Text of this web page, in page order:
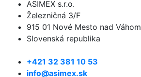
ASIMEX s.r.o.
Železničná 3/F
915 01 Nové Mesto nad Váhom
Slovenská republika
+421 32 381 10 53
info@asimex.sk